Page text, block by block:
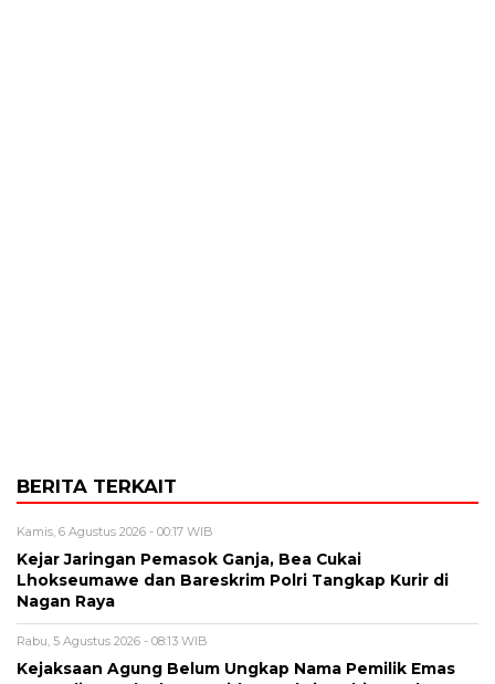
BERITA TERKAIT
Kamis, 6 Agustus 2026 - 00:17 WIB
Kejar Jaringan Pemasok Ganja, Bea Cukai
Lhokseumawe dan Bareskrim Polri Tangkap Kurir di
Nagan Raya
Rabu, 5 Agustus 2026 - 08:13 WIB
Kejaksaan Agung Belum Ungkap Nama Pemilik Emas